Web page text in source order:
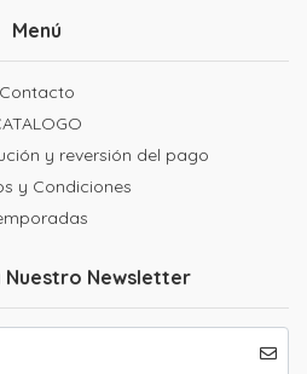
Menú
Contacto
y reversión del pago
y Condiciones
Nuestro Newsletter